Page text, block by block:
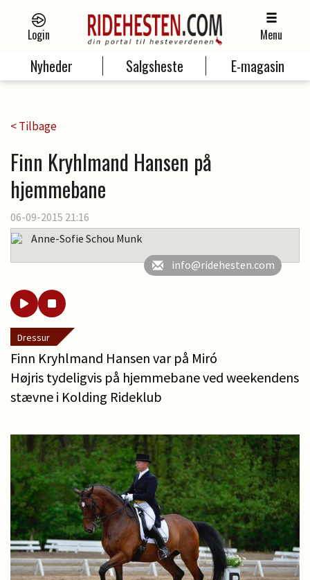
Login Menu
Nyheder Salgsheste E-magasin
< Tilbage
Finn Kryhlmand Hansen på
hjemmebane
06-09-2015 21:16
Anne-Sofie Schou Munk
info@ridehesten.com
Dressur
Finn Kryhlmand Hansen var på Miró
Højris tydeligvis på hjemmebane ved weekendens
stævne i Kolding Rideklub